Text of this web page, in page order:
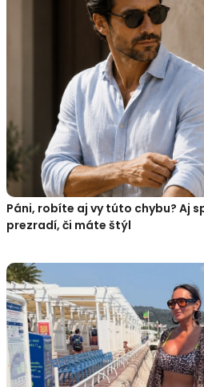
Páni, robíte aj vy túto chybu? Aj
prezradí, či máte štýl